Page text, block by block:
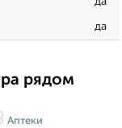
да
рядом
Аптеки